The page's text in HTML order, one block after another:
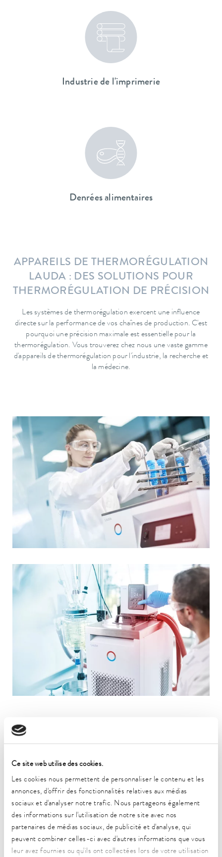
Ce site web utilise des cookies.
Les cookies nous permettent de personnaliser le contenu et les
annonces, d'offrir des fonctionnalités relatives aux médias
sociaux et d'analyser notre trafic. Nous partageons également
des informations sur l'utilisation de notre site avec nos
partenaires de médias sociaux, de publicité et d'analyse, qui
peuvent combiner celles-ci avec d'autres informations que vous
leur avez fournies ou qu'ils ont collectées lors de votre utilisation
Industrie de l'imprimerie
Denrées alimentaires
APPAREILS DE THERMORÉGULATION
LAUDA : DES SOLUTIONS POUR
THERMORÉGULATION DE PRÉCISION
Les systèmes de thermorégulation exercent une influence
directe sur la performance de vos chaînes de production. C'est
pourquoi une précision maximale est essentielle pour la
thermorégulation. Vous trouverez chez nous une vaste gamme
d'appareils de thermorégulation pour l'industrie, la recherche et
la médecine.
Toutes les lignes de produits LAUDA présentent les caractéristiques
Longue durée de vie
Excellente manipulation
Ergonomie
Commande intuitive
Standards de sécurité et de qualité les plus élevés
Desbains-marieaux puissantsthermostats de process: vous